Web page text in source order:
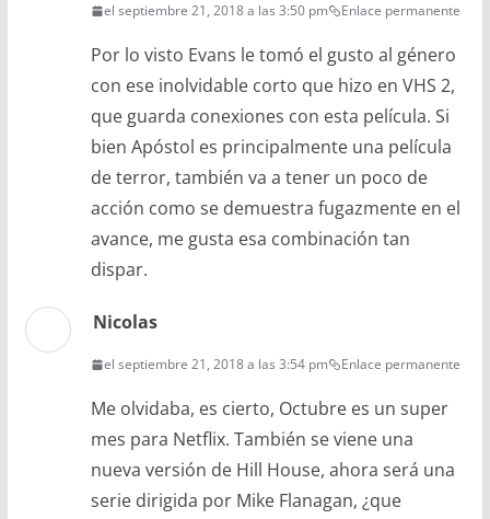
el septiembre 21, 2018 a las 3:50 pm Enlace permanente
Por lo visto Evans le tomó el gusto al género
con ese inolvidable corto que hizo en VHS 2,
que guarda conexiones con esta película. Si
bien Apóstol es principalmente una película
de terror, también va a tener un poco de
acción como se demuestra fugazmente en el
avance, me gusta esa combinación tan
dispar.
Nicolas
el septiembre 21, 2018 a las 3:54 pm Enlace permanente
Me olvidaba, es cierto, Octubre es un super
mes para Netflix. También se viene una
nueva versión de Hill House, ahora será una
serie dirigida por Mike Flanagan, ¿que